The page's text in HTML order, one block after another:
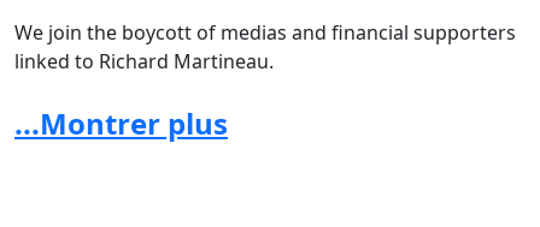
We join the boycott of medias and financial supporters
linked to Richard Martineau.
Go read his article if you need any more reasons to
sign.
...Montrer plus